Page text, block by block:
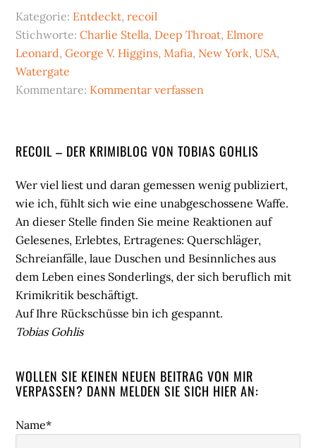
Johnny
Porno
Kategorie: Entdeckt,recoil
Stichworte:Charlie Stella, Deep Throat, Elmore
Leonard,George V. Higgins, Mafia, New York,USA,
Watergate
Kommentare: Kommentar verfassen
Seitenspalte
RECOIL – DER KRIMIBLOG VON TOBIAS GOHLIS
Wer viel liest und daran gemessen wenig publiziert,
wie ich, fühlt sich wie eine unabgeschossene Waffe.
An dieser Stelle finden Sie meine Reaktionen auf
Gelesenes, Erlebtes, Ertragenes: Querschläger,
Schreianfälle, laue Duschen und Besinnliches aus
dem Leben eines Sonderlings, der sich beruflich mit
Krimikritik beschäftigt.
Auf Ihre Rückschüsse bin ich gespannt.
Tobias Gohlis
WOLLEN SIE KEINEN NEUEN BEITRAG VON MIR
VERPASSEN? DANN MELDEN SIE SICH HIER AN:
Name*